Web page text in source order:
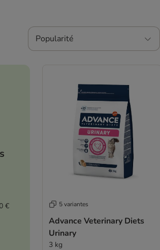
Popularité
€
5 variantes
Advance Veterinary Diets
Urinary
3 kg